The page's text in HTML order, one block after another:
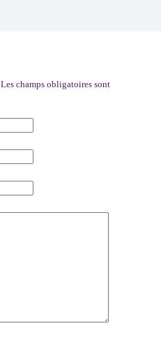
Les champs obligatoires sont